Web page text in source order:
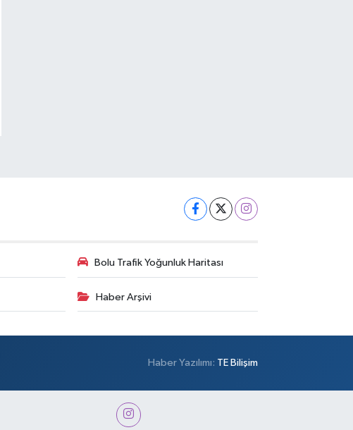
Bolu Trafik Yoğunluk Haritası
Haber Arşivi
Haber Yazılımı: TE Bilişim